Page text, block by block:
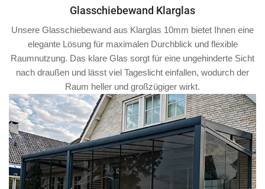
Glasschiebewand Klarglas
Unsere Glasschiebewand aus Klarglas 10mm bietet Ihnen eine
elegante Lösung für maximalen Durchblick und flexible
Raumnutzung. Das klare Glas sorgt für eine ungehinderte Sicht
nach draußen und lässt viel Tageslicht einfallen, wodurch der
Raum heller und großzügiger wirkt.